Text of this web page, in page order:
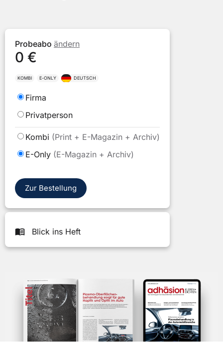
Probeabo ändern
0 €
KOMBI E-ONLY DEUTSCH
BitteFirma
Privatperson
Bitte
Sie
Format
Kombi (Print + E-Magazin + Archiv)
E-Only (E-Magazin + Archiv)
Zur Bestellung
Blick ins Heft